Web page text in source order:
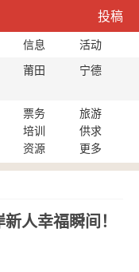
投稿
信息
活动
莆田
宁德
票务
旅游
培训
供求
资源 更多
人幸福瞬间！